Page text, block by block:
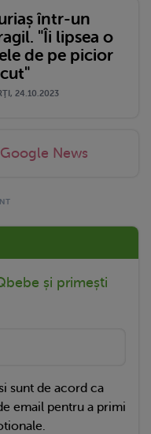
într-un
"Îi lipsea o
de pe picior
24.10.2023
News
și primești
sunt de acord ca
email pentru a primi